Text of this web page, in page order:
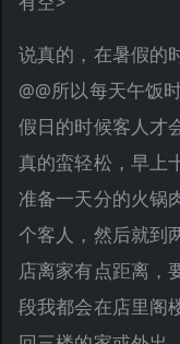
说真的，在暑假的
@@所以每天午饭
假日的时候客人才
真的蛮轻松，早上
准备一天分的火锅
个客人，然后就到
店离家有点距离，
段我都会在店里阁